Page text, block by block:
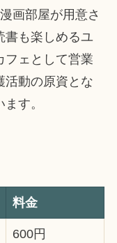
画部屋が用意さ
書も楽しめるユ
フェとして営業
活動の原資とな
す。
料金
600円